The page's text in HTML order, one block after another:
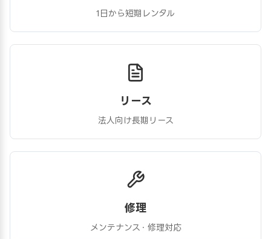
1日から短期レンタル
リース
法人向け長期リース
修理
メンテナンス・修理対応